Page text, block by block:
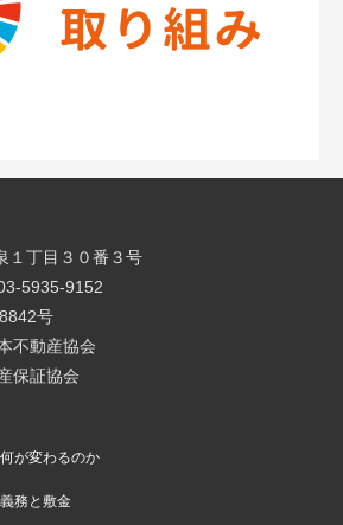
１丁目３０番３号
5935-9152
号
不動産協会
保証協会
が変わるのか
務と敷金